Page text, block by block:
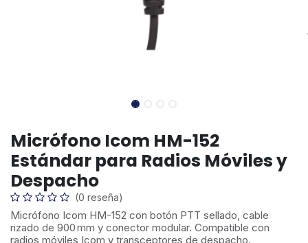
Micrófono Icom HM-152
Estándar para Radios Móviles y
Despacho
(0 reseña)
Micrófono Icom HM-152 con botón PTT sellado, cable
rizado de 900 mm y conector modular. Compatible con
radios móviles Icom y transceptores de despacho.